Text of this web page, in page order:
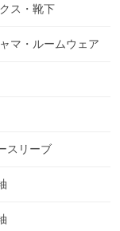
ス・靴下
マ・ルームウェア
スリーブ